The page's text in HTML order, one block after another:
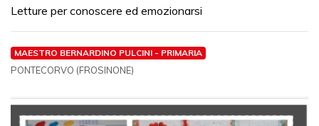
Letture per conoscere ed emozionarsi
MAESTRO BERNARDINO PULCINI - PRIMARIA
PONTECORVO (FROSINONE)